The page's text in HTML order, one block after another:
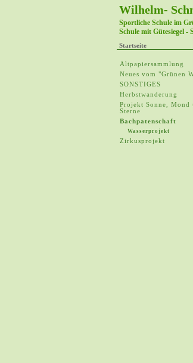
Wilhelm-
Sportliche Schule im
Schule mit Gütesiegel -
Startseite
Altpapiersammlung
Neues vom "Grünen
SONSTIGES
Herbstwanderung
Projekt Sonne, Mond
Sterne
Bachpatenschaft
Wasserprojekt
Zirkusprojekt